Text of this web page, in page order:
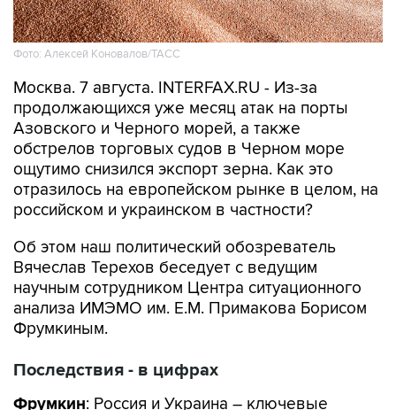
Фото: Алексей Коновалов/ТАСС
Москва. 7 августа. INTERFAX.RU - Из-за
продолжающихся уже месяц атак на порты
Азовского и Черного морей, а также
обстрелов торговых судов в Черном море
ощутимо снизился экспорт зерна. Как это
отразилось на европейском рынке в целом, на
российском и украинском в частности?
Об этом наш политический обозреватель
Вячеслав Терехов беседует с ведущим
научным сотрудником Центра ситуационного
анализа ИМЭМО им. Е.М. Примакова Борисом
Фрумкиным.
Последствия - в цифрах
Фрумкин: Россия и Украина – ключевые